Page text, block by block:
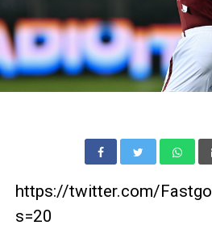
https://twitter.com/
s=20